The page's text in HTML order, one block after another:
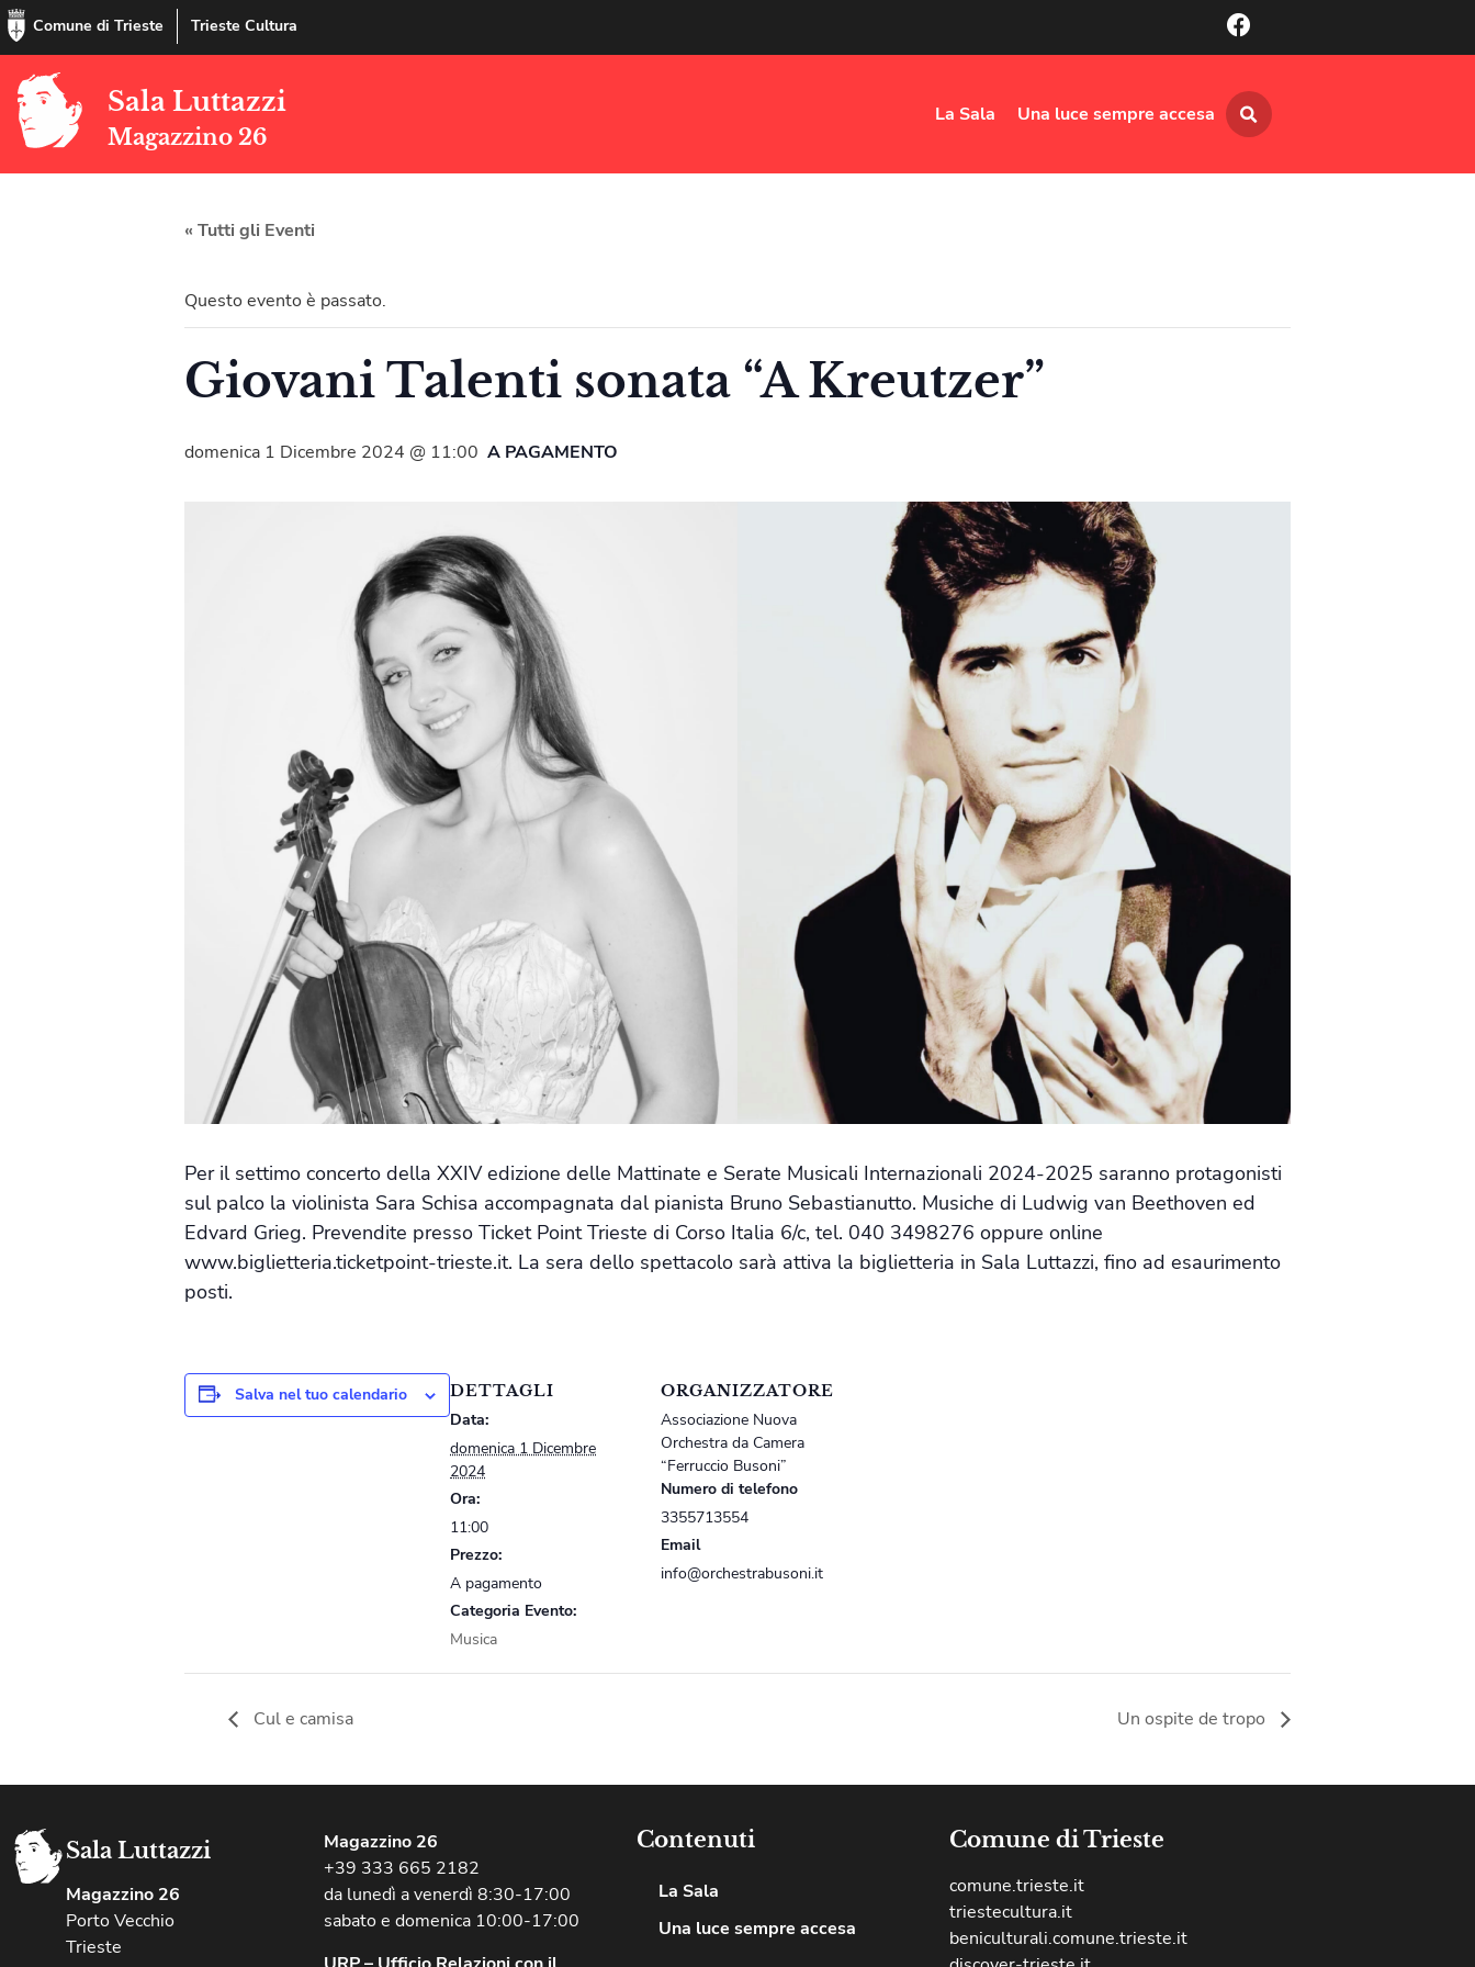
Comune di Trieste Trieste Cultura
Sala Luttazzi
Magazzino 26
La Sala Una luce sempre accesa
« Tutti gli Eventi
Questo evento è passato.
Giovani Talenti sonata “A Kreutzer”
domenica 1 Dicembre 2024 @ 11:00 A PAGAMENTO
Per il settimo concerto della XXIV edizione delle Mattinate e Serate Musicali Internazionali 2024-2025 saranno protagonisti
sul palco la violinista Sara Schisa accompagnata dal pianista Bruno Sebastianutto. Musiche di Ludwig van Beethoven ed
Edvard Grieg. Prevendite presso Ticket Point Trieste di Corso Italia 6/c, tel. 040 3498276 oppure online
www.biglietteria.ticketpoint-trieste.it. La sera dello spettacolo sarà attiva la biglietteria in Sala Luttazzi, fino ad esaurimento
posti.
Salva nel tuo calendario DETTAGLI
Data:
domenica 1 Dicembre
2024
Ora:
11:00
Prezzo:
A pagamento
Categoria Evento:
Musica
ORGANIZZATORE
Associazione Nuova
Orchestra da Camera
“Ferruccio Busoni”
Numero di telefono
3355713554
Email
info@orchestrabusoni.it
Cul e camisa Un ospite de tropo
Sala Luttazzi
Magazzino 26
Porto Vecchio
Trieste
Magazzino 26
+39 333 665 2182
da lunedì a venerdì 8:30-17:00
sabato e domenica 10:00-17:00
Contenuti
La Sala
Una luce sempre accesa
Comune di Trieste
comune.trieste.it
triestecultura.it
beniculturali.comune.trieste.it